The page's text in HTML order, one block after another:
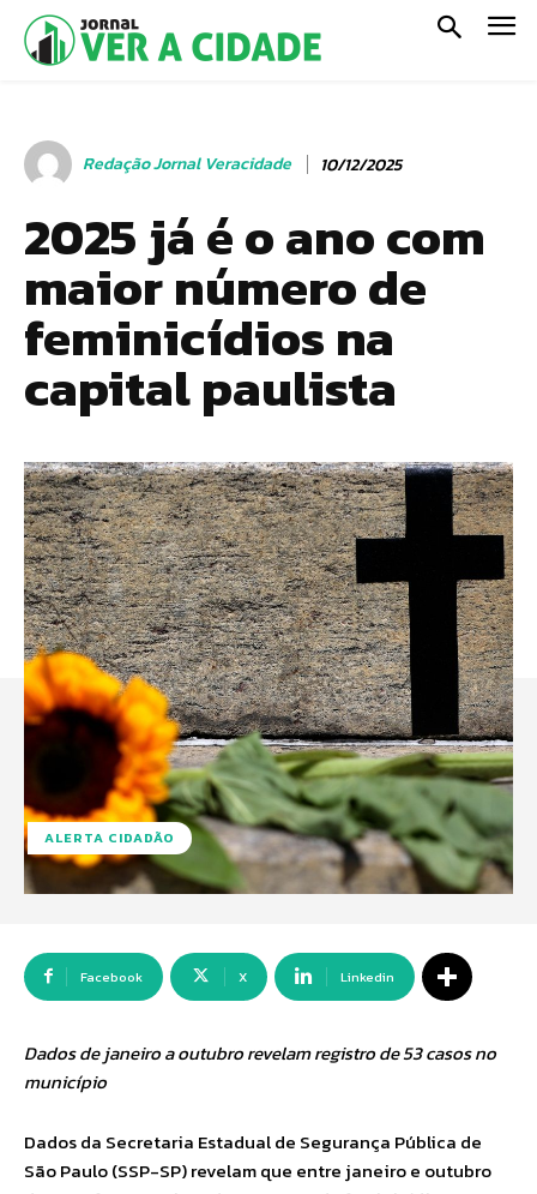
Redação Jornal Veracidade 10/12/2025
2025 já é o ano com
maior número de
feminicídios na
capital paulista
ALERTA CIDADÃO
Facebook X Linkedin
Dados de janeiro a outubro revelam registro de 53 casos no
município
Dados da Secretaria Estadual de Segurança Pública de
São Paulo (SSP-SP) revelam que entre janeiro e outubro